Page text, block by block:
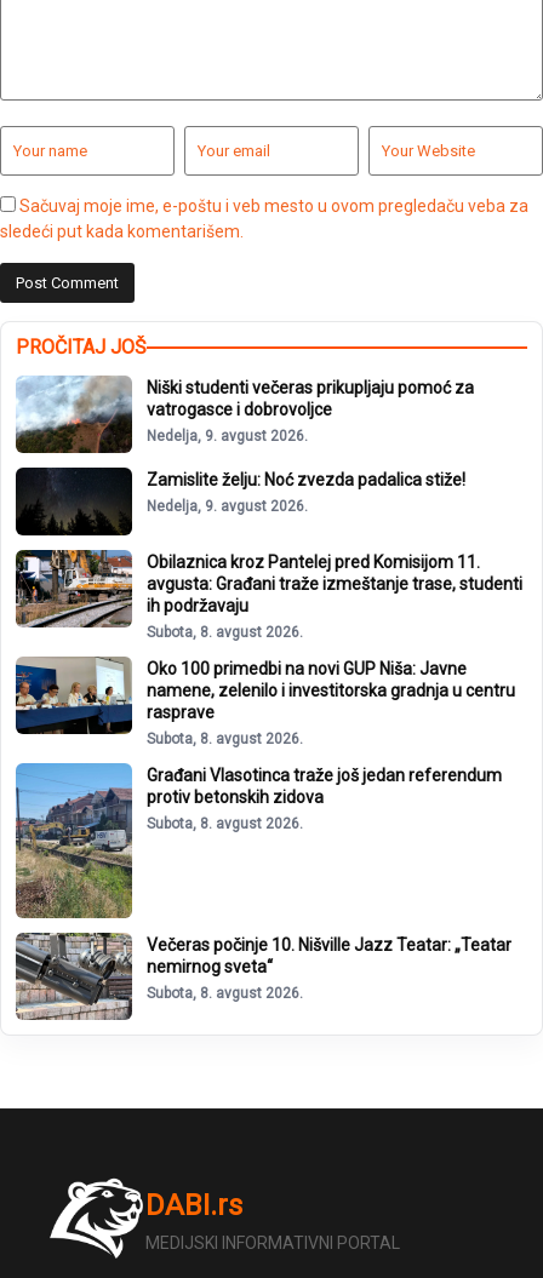
Sačuvaj moje ime, e-poštu i veb mesto u ovom pregledaču veba za
sledeći put kada komentarišem.
PROČITAJ JOŠ
Niški studenti večeras prikupljaju pomoć za
vatrogasce i dobrovoljce
Nedelja, 9. avgust 2026.
Zamislite želju: Noć zvezda padalica stiže!
Nedelja, 9. avgust 2026.
Obilaznica kroz Pantelej pred Komisijom 11.
avgusta: Građani traže izmeštanje trase, studenti
ih podržavaju
Subota, 8. avgust 2026.
Oko 100 primedbi na novi GUP Niša: Javne
namene, zelenilo i investitorska gradnja u centru
rasprave
Subota, 8. avgust 2026.
Građani Vlasotinca traže još jedan referendum
protiv betonskih zidova
Subota, 8. avgust 2026.
Večeras počinje 10. Nišville Jazz Teatar: „Teatar
nemirnog sveta“
Subota, 8. avgust 2026.
DABI.rs
MEDIJSKI INFORMATIVNI PORTAL